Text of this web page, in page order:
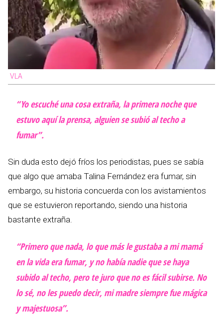
VLA
“Yo escuché una cosa extraña, la primera noche que
estuvo aquí la prensa, alguien se subió al techo a
fumar”.
Sin duda esto dejó fríos los periodistas, pues se sabía
que algo que amaba Talina Fernández era fumar, sin
embargo, su historia concuerda con los avistamientos
que se estuvieron reportando, siendo una historia
bastante extraña.
“Primero que nada, lo que más le gustaba a mi mamá
en la vida era fumar, y no había nadie que se haya
subido al techo, pero te juro que no es fácil subirse. No
lo sé, no les puedo decir, mi madre siempre fue mágica
y majestuosa”.